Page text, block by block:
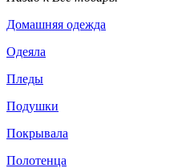
Домашняя одежда
Одеяла
Пледы
Подушки
Покрывала
Полотенца